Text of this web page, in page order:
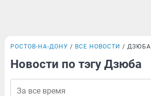
РОСТОВ-НА-ДОНУ ВСЕ НОВОСТИ ДЗЮБА
Новости по тэгу Дзюба